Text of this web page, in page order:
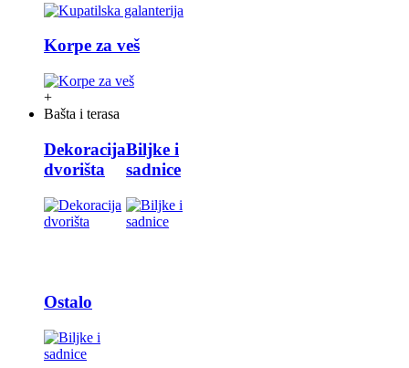
Korpe za veš
+
Bašta i terasa
Dekoracija
dvorišta
Biljke i
sadnice
Ostalo